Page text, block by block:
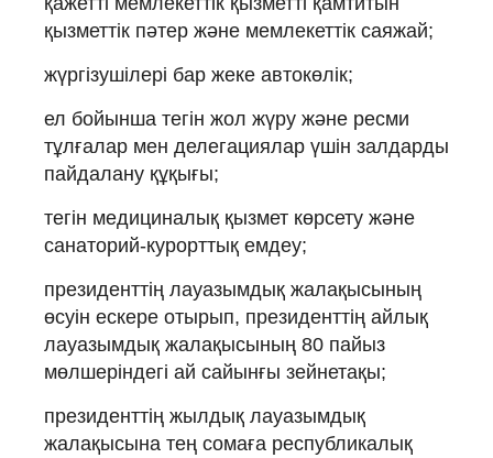
қызметтік пәтер және мемлекеттік саяжай;
жүргізушілері бар жеке автокөлік;
ел бойынша тегін жол жүру және ресми
тұлғалар мен делегациялар үшін залдарды
пайдалану құқығы;
тегін медициналық қызмет көрсету және
санаторий-курорттық емдеу;
президенттің лауазымдық жалақысының
өсуін ескере отырып, президенттің айлық
лауазымдық жалақысының 80 пайыз
мөлшеріндегі ай сайынғы зейнетақы;
президенттің жылдық лауазымдық
жалақысына тең сомаға республикалық